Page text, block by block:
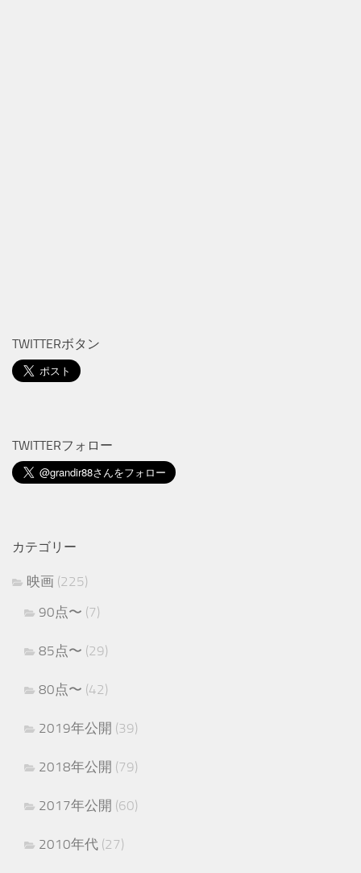
TWITTERボタン
TWITTERフォロー
カテゴリー
映画 (225)
90点〜 (7)
85点〜 (29)
80点〜 (42)
2019年公開 (39)
2018年公開 (79)
2017年公開 (60)
2010年代 (27)